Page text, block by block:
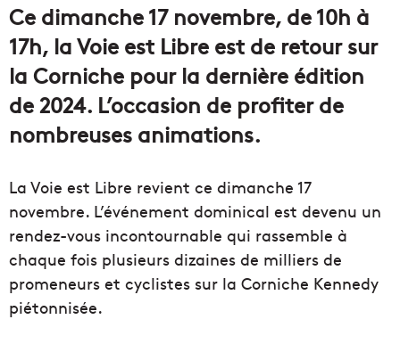
Ce dimanche 17 novembre, de 10h à
17h, la Voie est Libre est de retour sur
la Corniche pour la dernière édition
de 2024. L’occasion de profiter de
nombreuses animations.
La Voie est Libre revient ce dimanche 17
novembre. L’événement dominical est devenu un
rendez-vous incontournable qui rassemble à
chaque fois plusieurs dizaines de milliers de
promeneurs et cyclistes sur la Corniche Kennedy
piétonnisée.